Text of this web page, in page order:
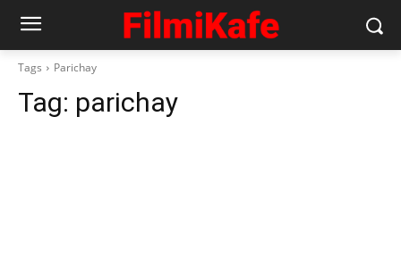
Tags Parichay
Tag: parichay